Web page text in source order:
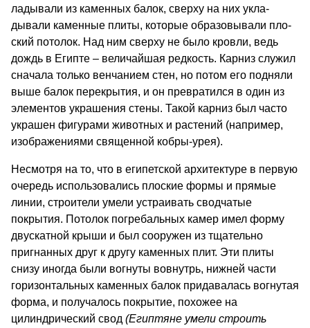
ладывали из каменных балок, сверху на них укла­
дывали каменные плиты, которые образовывали пло­
ский потолок. Над ним сверху не было кровли, ведь
дождь в Египте – величайшая редкость. Карниз слу­жил
сначала только венчанием стен, но потом его подняли
выше балок перекрытия, и он превратился в один из
элементов украшения стены. Такой карниз был часто
украшен фигурами животных и растений (например,
изображениями священной кобры-урея).
Несмотря на то, что в египетской архитектуре в первую
очередь использовались плоские формы и прямые
линии, строители умели устраивать сводчатые
покрытия. Потолок погребальных камер имел форму
двускатной крыши и был сооружен из тща­тельно
пригнанных друг к другу каменных плит. Эти плиты
снизу иногда были вогнуты вовнутрь, нижней части
горизонтальных каменных балок придавалась вогнутая
форма, и получалось покрытие, похожее на
цилиндрический свод (Египтяне умели строить